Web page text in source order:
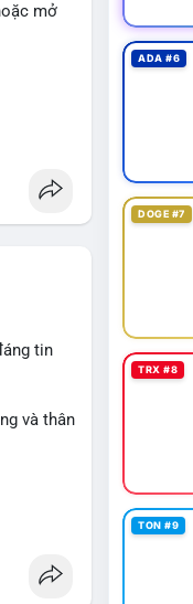
mở
tin
và thân
ADA #6
DOGE #7
TRX #8
TON #9